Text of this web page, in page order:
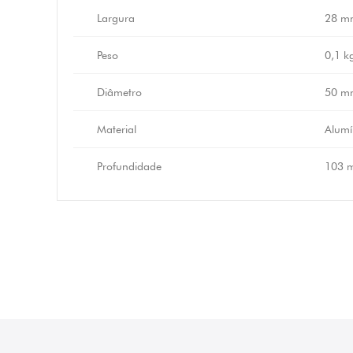
Largura 28
Peso 0,1
Diâmetro 50
Material
Profundidade 103